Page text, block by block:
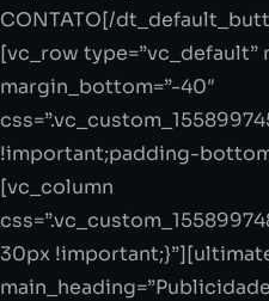
CONTATO[/
[vc_row type=”vc_default”
margin_bottom=”-40″
!important;padding-
[vc_column
30px